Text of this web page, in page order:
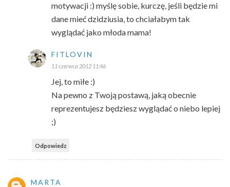
motywacji :) myślę sobie, kurczę, jeśli będzie mi
dane mieć dzidziusia, to chciałabym tak
wyglądać jako młoda mama!
FITLOVIN
11 czerwca 2012 11:46
Jej, to miłe :)
Na pewno z Twoją postawą, jaką obecnie
reprezentujesz będziesz wyglądać o niebo lepiej
;)
Odpowiedz
MARTA